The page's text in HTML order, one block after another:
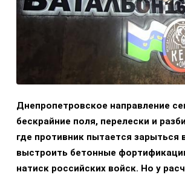
Днепропетровское направление
бескрайние поля, перелески и
где противник пытается зарыться
выстроить бетонные
натиск российских войск. Но у